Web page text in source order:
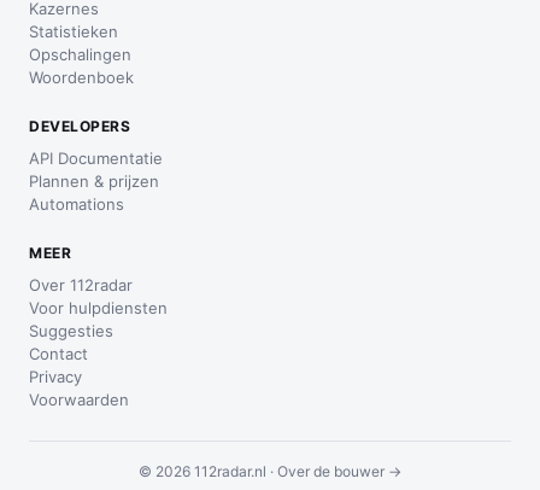
Kazernes
Statistieken
Opschalingen
Woordenboek
DEVELOPERS
API Documentatie
Plannen & prijzen
Automations
MEER
Over 112radar
Voor hulpdiensten
Suggesties
Contact
Privacy
Voorwaarden
© 2026 112radar.nl · Over de bouwer →